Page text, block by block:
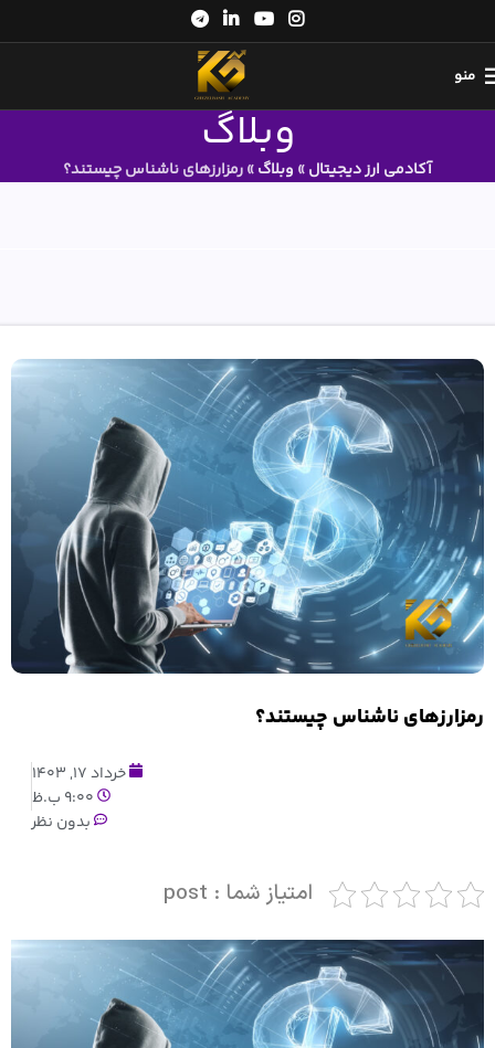
منو
وبلاگ
آکادمی ارز دیجیتال» وبلاگ»رمزارزهای ناشناس چیستند؟
رمزارزهای ناشناس چیستند؟
خرداد 17, 1403
9:00 ب.ظ
بدون نظر
امتیاز شما : post